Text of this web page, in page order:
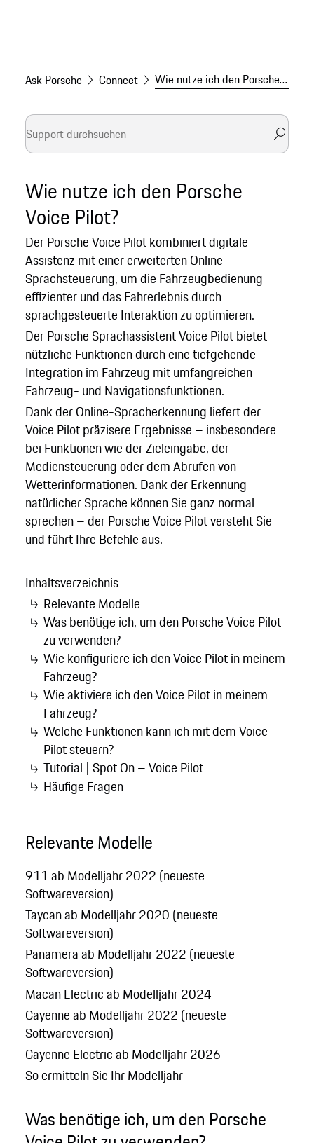
Ask Porsche Connect Wie nutze ich den Porsche Voice Pilot?
Wie nutze ich den Porsche
Voice Pilot?
Der Porsche Voice Pilot kombiniert digitale
Assistenz mit einer erweiterten Online-
Sprachsteuerung, um die Fahrzeugbedienung
effizienter und das Fahrerlebnis durch
sprachgesteuerte Interaktion zu optimieren.
Der Porsche Sprachassistent Voice Pilot bietet
nützliche Funktionen durch eine tiefgehende
Integration im Fahrzeug mit umfangreichen
Fahrzeug- und Navigationsfunktionen.
Dank der Online-Spracherkennung liefert der
Voice Pilot präzisere Ergebnisse – insbesondere
bei Funktionen wie der Zieleingabe, der
Mediensteuerung oder dem Abrufen von
Wetterinformationen. Dank der Erkennung
natürlicher Sprache können Sie ganz normal
sprechen – der Porsche Voice Pilot versteht Sie
und führt Ihre Befehle aus.
Inhaltsverzeichnis
Relevante Modelle
Was benötige ich, um den Porsche Voice Pilot
zu verwenden?
Wie konfiguriere ich den Voice Pilot in meinem
Fahrzeug?
Wie aktiviere ich den Voice Pilot in meinem
Fahrzeug?
Welche Funktionen kann ich mit dem Voice
Pilot steuern?
Tutorial | Spot On – Voice Pilot
Häufige Fragen
Relevante Modelle
911 ab Modelljahr 2022 (neueste
Softwareversion)
Taycan ab Modelljahr 2020 (neueste
Softwareversion)
Panamera ab Modelljahr 2022 (neueste
Softwareversion)
Macan Electric ab Modelljahr 2024
Cayenne ab Modelljahr 2022 (neueste
Softwareversion)
Cayenne Electric ab Modelljahr 2026
So ermitteln Sie Ihr Modelljahr
Was benötige ich, um den Porsche